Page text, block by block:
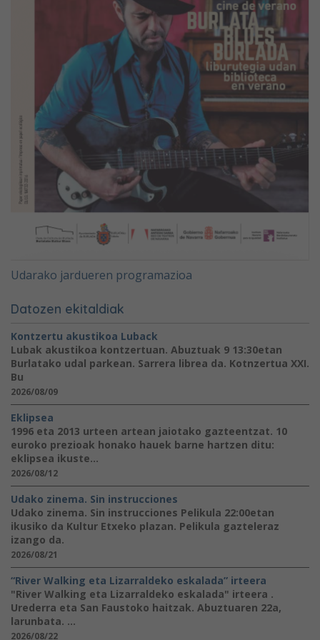
Udarako jardueren programazioa
Datozen ekitaldiak
Kontzertu akustikoa Luback
Lubak akustikoa kontzertuan. Abuztuak 9 13:30etan
Burlatako udal parkean. Sarrera librea da. Kotnzertua XXI.
Bu
2026/08/09
Eklipsea
1996 eta 2013 urteen artean jaiotako gazteentzat. 10
euroko prezioak honako hauek barne hartzen ditu:
eklipsea ikuste...
2026/08/12
Udako zinema. Sin instrucciones
Udako zinema. Sin instrucciones Pelikula 22:00etan
ikusiko da Kultur Etxeko plazan. Pelikula gazteleraz
izango da.
2026/08/21
“River Walking eta Lizarraldeko eskalada” irteera
"River Walking eta Lizarraldeko eskalada" irteera .
Urederra eta San Faustoko haitzak. Abuztuaren 22a,
larunbata. ...
2026/08/22